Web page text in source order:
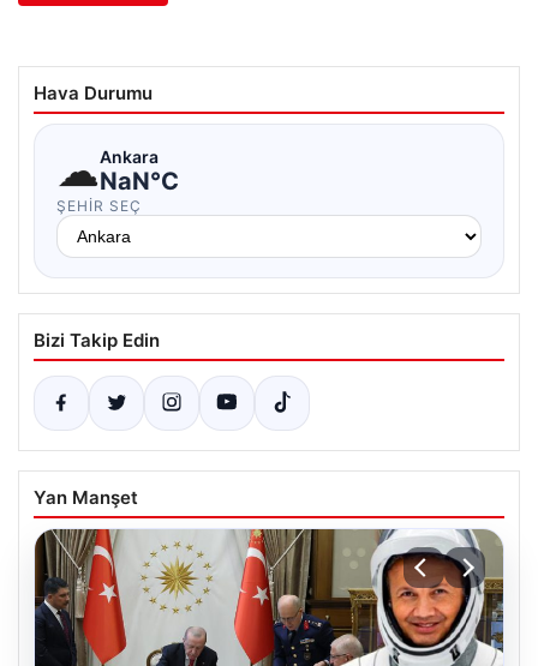
Hava Durumu
☁Ankara
NaN°C
ŞEHIR SEÇ
Bizi Takip Edin
Yan Manşet